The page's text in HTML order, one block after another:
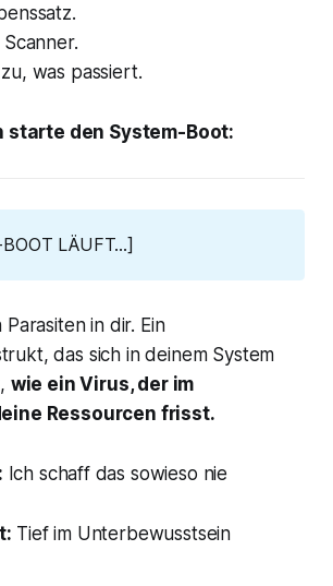
was passiert.
starte den System-Boot:
LÄUFT...]
in dir. Ein
das sich in deinem System
wie ein Virus, der im
Ressourcen frisst.
Ich schaff das sowieso nie
Tief im Unterbewusstsein